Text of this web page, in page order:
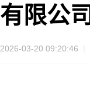
有限公司
2026-03-20 09:20:46